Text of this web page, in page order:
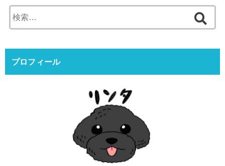
索:
プロフィール